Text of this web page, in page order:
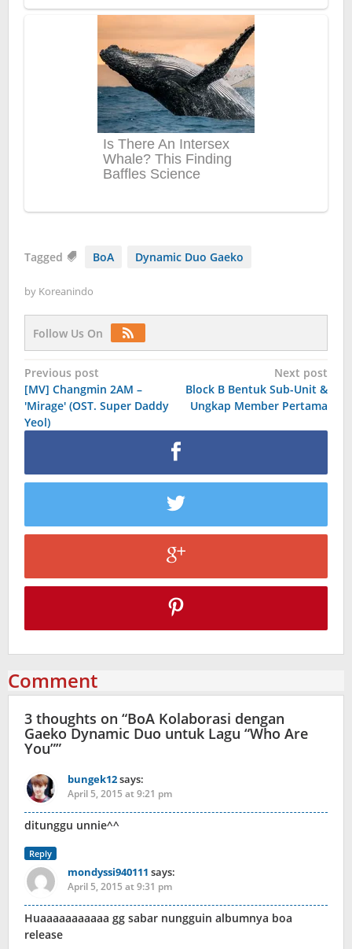
Tagged BoA Dynamic Duo Gaeko
by Koreanindo
Follow Us On
Post
navigation
Previous post
[MV] Changmin 2AM –
'Mirage' (OST. Super Daddy
Yeol)
Next post
Block B Bentuk Sub-Unit &
Ungkap Member Pertama
Comment
3 thoughts on “BoA Kolaborasi dengan
Gaeko Dynamic Duo untuk Lagu “Who Are
You””
bungek12says:
April 5, 2015 at 9:21 pm
ditunggu unnie^^
Reply
mondyssi940111 says:
April 5, 2015 at 9:31 pm
Huaaaaaaaaaaa gg sabar nungguin albumnya boa
release